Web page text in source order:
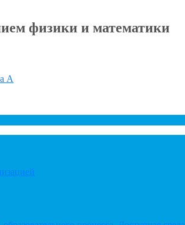
физики и математики
А